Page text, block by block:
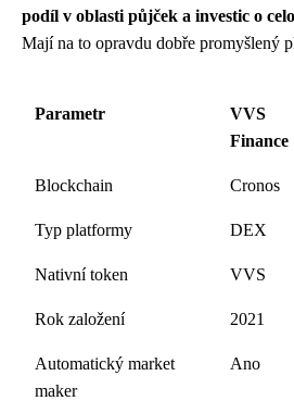
podíl v oblasti půjček a investic o
Mají na to opravdu dobře promyšlený
Parametr
VVS
Finance
Blockchain Cronos
Typ platformy DEX
Nativní token VVS
Rok založení 2021
Automatický market
maker
Ano